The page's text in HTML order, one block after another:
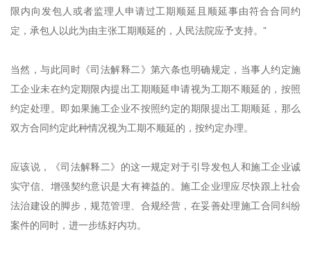
限内向发包人或者监理人申请过工期顺延且顺延事由符合合同约
定，承包人以此为由主张工期顺延的，人民法院应予支持。”
当然，与此同时《司法解释二》第六条也明确规定，当事人约定施
工企业未在约定期限内提出工期顺延申请视为工期不顺延的，按照
约定处理。即如果施工企业不按照约定的期限提出工期顺延，那么
双方合同约定此种情况视为工期不顺延的，按约定办理。
应该说，《司法解释二》的这一规定对于引导发包人和施工企业诚
实守信、增强契约意识是大有裨益的。施工企业理应尽快跟上社会
法治建设的脚步，规范管理、合规经营，在妥善处理施工合同纠纷
案件的同时，进一步练好内功。